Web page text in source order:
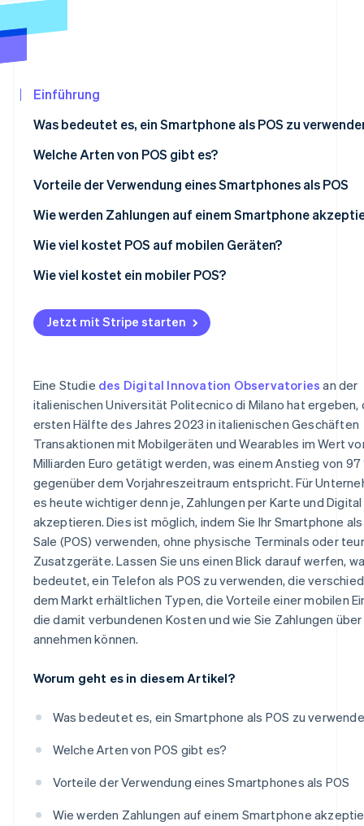
Betrugsprävention
Atlas
Online-Identitätsprüfung
Stripe-Sessions 2026
Jetzt ansehen
Einführung
Was bedeutet es, ein Smartphone als POS zu
Welche Arten von POS gibt es?
Vorteile der Verwendung eines Smartphones als POS
Wie werden Zahlungen auf einem Smartphone
Tap to Pay auf Android oder iPhone
Wie viel kostet POS auf mobilen Geräten?
Wie viel kostet ein mobiler POS?
Jetzt mit Stripe starten
Eine Studie des Digital Innovation Observatories an der
italienischen Universität Politecnico di Milano hat ergeben,
ersten Hälfte des Jahres 2023 in italienischen Geschäften
Transaktionen mit Mobilgeräten und Wearables im Wert
Milliarden Euro getätigt werden, was einem Anstieg von 97
gegenüber dem Vorjahreszeitraum entspricht. Für
es heute wichtiger denn je, Zahlungen per Karte und
akzeptieren. Dies ist möglich, indem Sie Ihr Smartphone
Sale (POS) verwenden, ohne physische Terminals oder
Zusatzgeräte. Lassen Sie uns einen Blick darauf werfen,
bedeutet, ein Telefon als POS zu verwenden, die
dem Markt erhältlichen Typen, die Vorteile einer mobilen
die damit verbundenen Kosten und wie Sie Zahlungen
annehmen können.
Worum geht es in diesem Artikel?
Was bedeutet es, ein Smartphone als POS zu
Welche Arten von POS gibt es?
Vorteile der Verwendung eines Smartphones als POS
Wie werden Zahlungen auf einem Smartphone